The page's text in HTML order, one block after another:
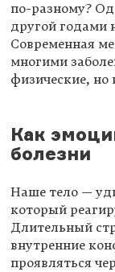
по-разному?
другой годами
Современная
многими
физические,
Как
болезни
Наше тело —
который
Длительный
внутренние
проявляться